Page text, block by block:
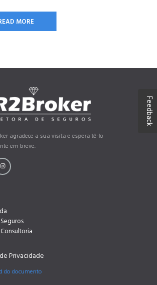
MORE
agradece a sua visita e espera tê-lo
em breve.
Privacidade
do documento
Feedback